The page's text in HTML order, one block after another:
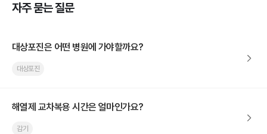
자주 묻는 질문
대상포진은 어떤 병원에 가야할까요?
대상포진
해열제 교차복용 시간은 얼마인가요?
감기